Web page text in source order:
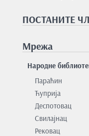
ПОСТАНИТЕ
Мрежа
Народне
Параћин
Ћуприја
Деспотовац
Свилајнац
Рековац